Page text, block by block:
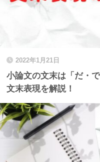
2022年1月21日
小論文の文末は「だ・
文末表現を解説！